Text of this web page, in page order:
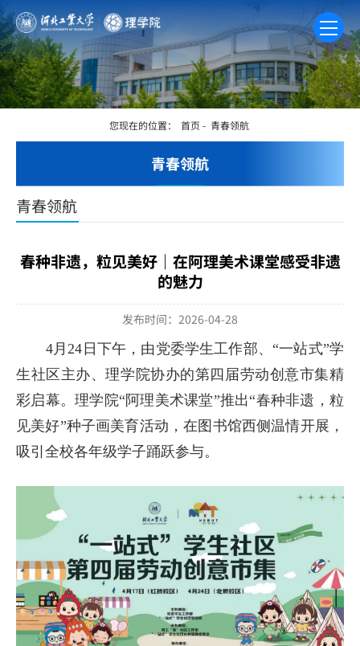
青春领航
您现在的位置： 首页 - 青春领航
青春领航
春种非遗，粒见美好｜在阿理美术课堂感受非遗
的魅力
发布时间：2026-04-28
4月24日下午，由党委学生工作部、“一站式”学
生社区主办、理学院协办的第四届劳动创意市集精
彩启幕。理学院“阿理美术课堂”推出“春种非遗，粒
见美好”种子画美育活动，在图书馆西侧温情开展，
吸引全校各年级学子踊跃参与。